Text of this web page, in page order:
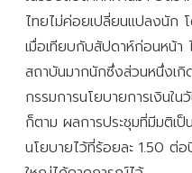
ไทยไม่ค่อยเปลี่ยนแปลงนัก
เมื่อเทียบกับสัปดาห์ก่อนหน้า
สถาบันมากนักซึ่งส่วนหนึ่งเ
กรรมการนโยบายการเงินใ
ก็ตาม ผลการประชุมที่มีมติเ
นโยบายไว้ที่ร้อยละ 1.50 ต่อ